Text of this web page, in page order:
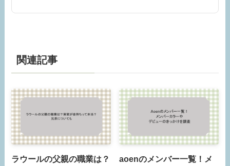
関連記事
ラウールの父親の職業は？
aoenのメンバー一覧！メ